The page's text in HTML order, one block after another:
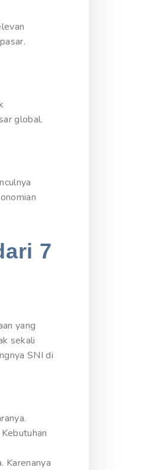
global.
7
yang
sekali
SNI di
Karenanya